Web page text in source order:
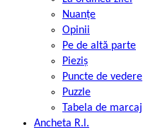
Nuanțe
Opinii
Pe de altă parte
Pieziș
Puncte de vedere
Puzzle
Tabela de marcaj
Ancheta R.l.